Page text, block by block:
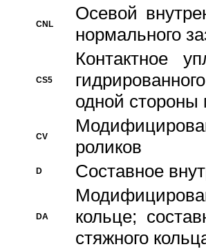
CNL
Осевой
нормального
CS5
Контактное
одной
CV
роликов
D Составное
DA
кольце;
стяжного